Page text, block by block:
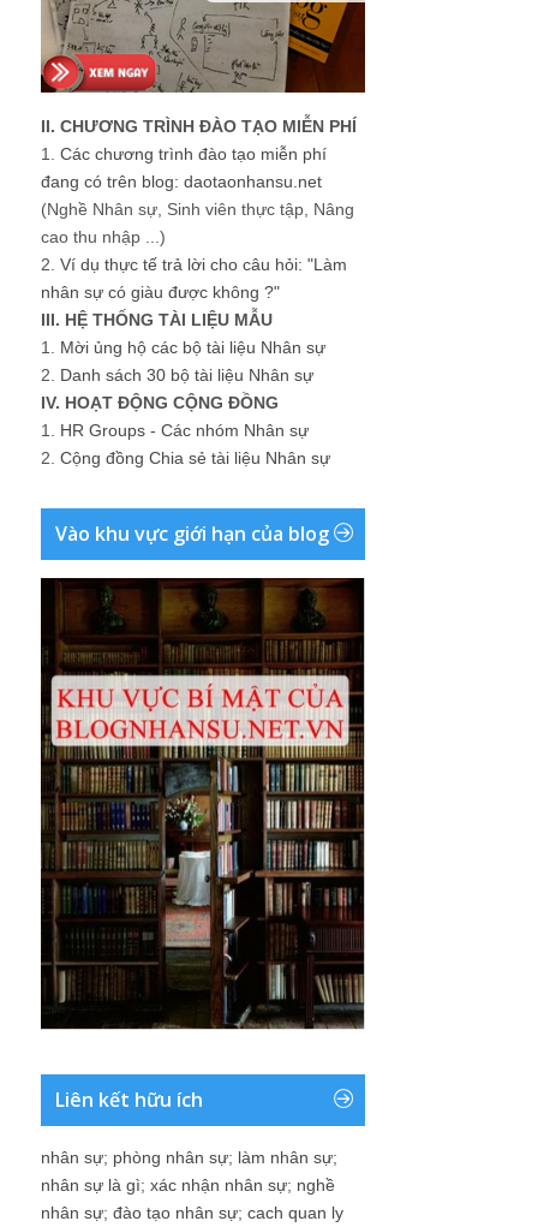
II. CHƯƠNG TRÌNH ĐÀO TẠO MIỄN PHÍ
1. Các chương trình đào tạo miễn phí
đang có trên blog: daotaonhansu.net
(Nghề Nhân sự, Sinh viên thực tập, Nâng
cao thu nhập ...)
2. Ví dụ thực tế trả lời cho câu hỏi: "Làm
nhân sự có giàu được không ?"
III. HỆ THỐNG TÀI LIỆU MẪU
1. Mời ủng hộ các bộ tài liệu Nhân sự
2. Danh sách 30 bộ tài liệu Nhân sự
IV. HOẠT ĐỘNG CỘNG ĐỒNG
1. HR Groups - Các nhóm Nhân sự
2. Cộng đồng Chia sẻ tài liệu Nhân sự
Vào khu vực giới hạn của blog
Liên kết hữu ích
nhân sự; phòng nhân sự; làm nhân sự;
nhân sự là gì; xác nhận nhân sự; nghề
nhân sự; đào tạo nhân sự; cach quan ly